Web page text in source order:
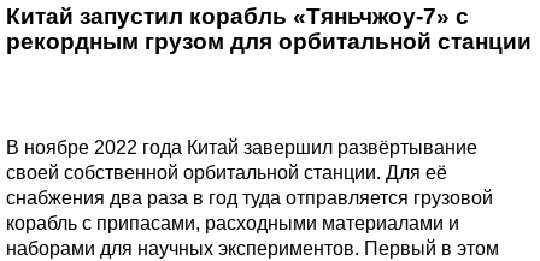
Китай запустил корабль «Тяньчжоу-7» с
рекордным грузом для орбитальной станции
В ноябре 2022 года Китай завершил развёртывание
своей собственной орбитальной станции. Для её
снабжения два раза в год туда отправляется грузовой
корабль с припасами, расходными материалами и
наборами для научных экспериментов. Первый в этом